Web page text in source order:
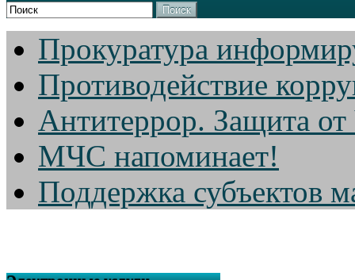
Поиск
Прокуратура
Противодействие
Антитеррор. Защита
МЧС напоминает!
Поддержка субъектов